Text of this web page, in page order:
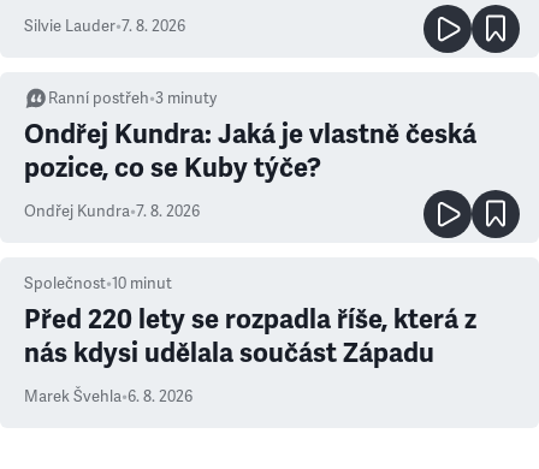
Silvie Lauder•7. 8. 2026
Ranní postřeh•3 minuty
Ondřej Kundra: Jaká je vlastně česká
pozice, co se Kuby týče?
Ondřej Kundra•7. 8. 2026
Společnost•10 minut
Před 220 lety se rozpadla říše, která z
nás kdysi udělala součást Západu
Marek Švehla•6. 8. 2026